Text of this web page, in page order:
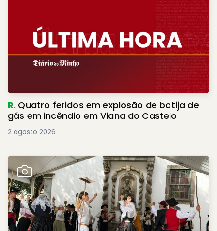
R. Quatro feridos em explosão de botija de
gás em incêndio em Viana do Castelo
2 agosto 2026